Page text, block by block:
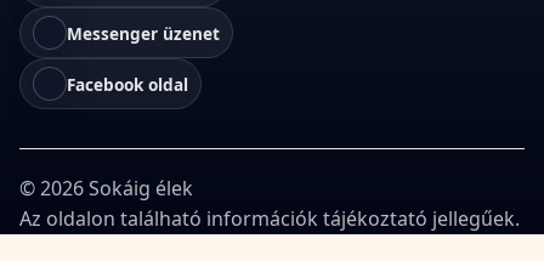
Messenger üzenet
Facebook oldal
©2026Sokáig élek
Az oldalon található információk tájékoztató jellegűek.